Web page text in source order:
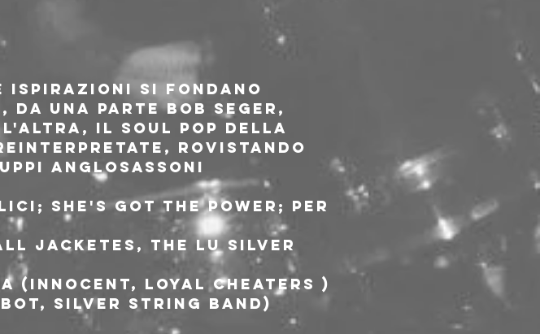
ispirazioni si fondano
una parte Bob seger,
il Soul pop della
rovistando
anglosassoni
She's got the Power; per
jacketes, The Lu silver
loyal cheaters )
silver string band)